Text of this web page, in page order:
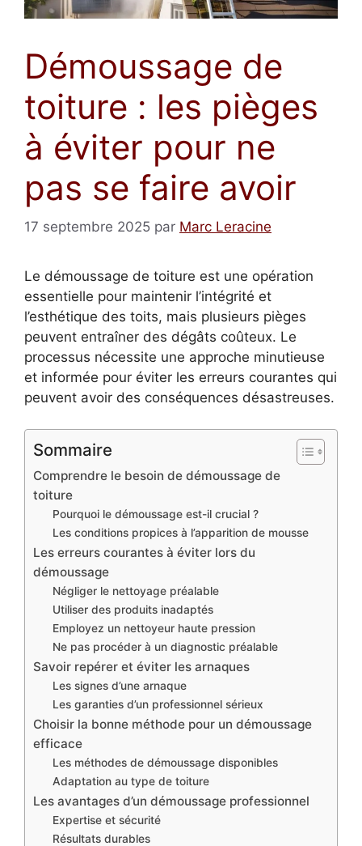
Démoussage de
toiture : les pièges
à éviter pour ne
pas se faire avoir
17 septembre 2025 par Marc Leracine
Le démoussage de toiture est une opération
essentielle pour maintenir l’intégrité et
l’esthétique des toits, mais plusieurs pièges
peuvent entraîner des dégâts coûteux. Le
processus nécessite une approche minutieuse
et informée pour éviter les erreurs courantes qui
peuvent avoir des conséquences désastreuses.
Sommaire
Comprendre le besoin de démoussage de
toiture
Pourquoi le démoussage est-il crucial ?
Les conditions propices à l’apparition de mousse
Les erreurs courantes à éviter lors du
démoussage
Négliger le nettoyage préalable
Utiliser des produits inadaptés
Employez un nettoyeur haute pression
Ne pas procéder à un diagnostic préalable
Savoir repérer et éviter les arnaques
Les signes d’une arnaque
Les garanties d’un professionnel sérieux
Choisir la bonne méthode pour un démoussage
efficace
Les méthodes de démoussage disponibles
Adaptation au type de toiture
Les avantages d’un démoussage professionnel
Expertise et sécurité
Résultats durables